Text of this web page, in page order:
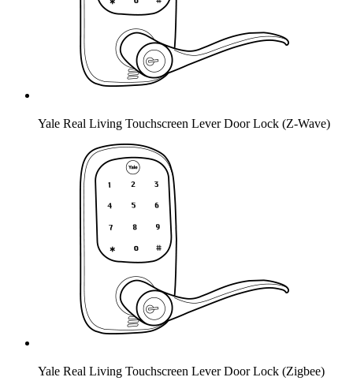
Yale Real Living Touchscreen Lever Door Lock (Z-Wave)
Yale Real Living Touchscreen Lever Door Lock (Zigbee)